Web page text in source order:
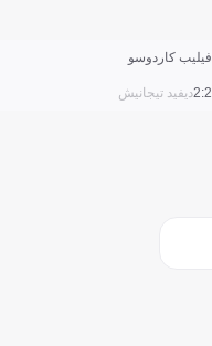
فيليب كاردوسو
ديفيد تيجانيش2:2